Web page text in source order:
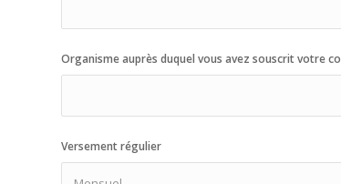
Organisme auprès duquel vous avez souscrit votre
Versement régulier